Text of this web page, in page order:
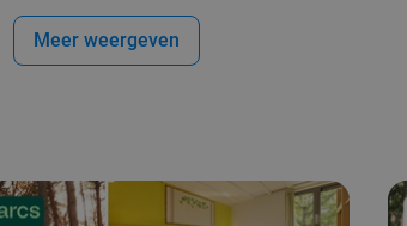
Meer weergeven